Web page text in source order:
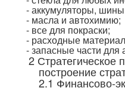
- аккумуляторы,
- масла и автохимию;
- все для покраски;
- расходные
- запасные части для
2 Стратегическое
построение
2.1 Финансово-